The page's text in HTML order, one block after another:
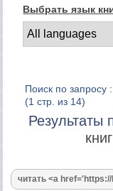
Выбрать язык
Поиск по запросу :
(1 стр. из 14)
Результаты